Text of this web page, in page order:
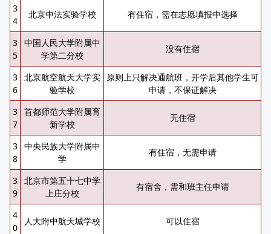
3
4
北京中法实验学校 有住宿，需在志愿填报中选择
3
5
中国人民大学附属中
学第二分校
没有住宿
3
6
北京航空航天大学实
验学校
原则上只解决通航班，开学后其他学生可
申请，不保证解决
3
7
首都师范大学附属育
新学校
无住宿
3
8
中央民族大学附属中
学
有住宿，无需申请
3
9
北京市第五十七中学
上庄分校
有宿舍，需和班主任申请
4
0
人大附中航天城学校 可以住宿